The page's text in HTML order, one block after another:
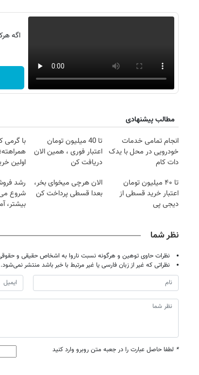
اگه
مطالب پیشنهادی
انجام تمامی خدمات
خودرویی در محل با یدک
دات کام
تا 40 میلیون تومان
اعتبار فوری ، همین الان
دریافت کن
با گرمی
اولین
تا ۴۰ میلیون تومان
اعتبار خرید قسطی از
دیجی پی
الان هرچی میخوای بخر،
بعدا قسطی پرداخت کن
رشد
شروع
بیشتر،
نظر شما
نظرات حاوی توهین و هرگونه نسبت ناروا به اشخاص حقیقی و
نظراتی که غیر از زبان فارسی یا غیر مرتبط با خبر باشد منتشر نمی‌شود.
* لطفا حاصل عبارت را در جعبه متن روبرو وارد کنید
روزنامه‌های اقتصادی شنبه ۱۷ مرداد ۱۴۰۵